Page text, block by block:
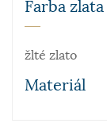
Farba zlata
žlté zlato
Materiál